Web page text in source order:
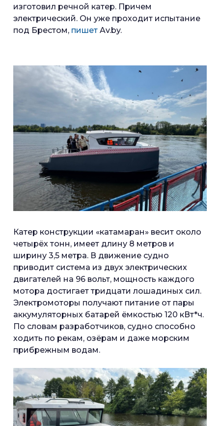
изготовил речной катер. Причем
электрический. Он уже проходит испытание
под Брестом, пишет Av.by.
Катер конструкции «катамаран» весит около
четырёх тонн, имеет длину 8 метров и
ширину 3,5 метра. В движение судно
приводит система из двух электрических
двигателей на 96 вольт, мощность каждого
мотора достигает тридцати лошадиных сил.
Электромоторы получают питание от пары
аккумуляторных батарей ёмкостью 120 кВт*ч.
По словам разработчиков, судно способно
ходить по рекам, озёрам и даже морским
прибрежным водам.